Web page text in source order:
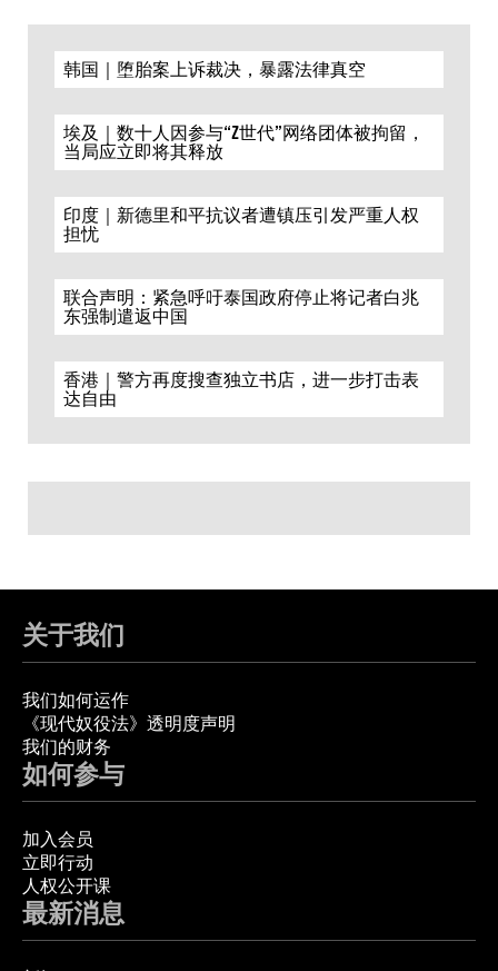
韩国｜堕胎案上诉裁决，暴露法律真空
埃及｜数十人因参与“Z世代”网络团体被拘留，
当局应立即将其释放
印度｜新德里和平抗议者遭镇压引发严重人权
担忧
联合声明：紧急呼吁泰国政府停止将记者白兆
东强制遣返中国
香港｜警方再度搜查独立书店，进一步打击表
达自由
关于我们
我们如何运作
《现代奴役法》透明度声明
我们的财务
如何参与
加入会员
立即行动
人权公开课
最新消息